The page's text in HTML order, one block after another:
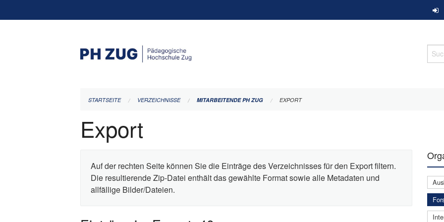
überspringen
STARTSEITE VERZEICHNISSE MITARBEITENDE PH ZUG EXPORT
Export
Auf der rechten Seite können Sie die Einträge des Verzeichnisses für den Export filtern.
Die resultierende Zip-Datei enthält das gewählte Format sowie alle Metadaten und
allfällige Bilder/Dateien.